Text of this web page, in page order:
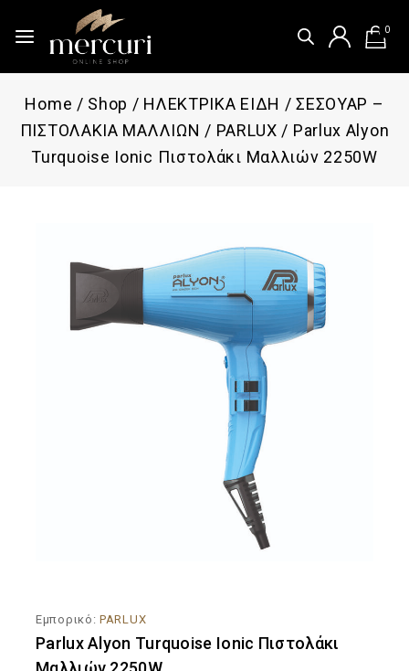
0
Home / Shop / ΗΛΕΚΤΡΙΚΑ ΕΙΔΗ / ΣΕΣΟΥΑΡ –
ΠΙΣΤΟΛΑΚΙΑ ΜΑΛΛΙΩΝ / PARLUX / Parlux Alyon
Turquoise Ionic Πιστολάκι Μαλλιών 2250W
Εμπορικό: PARLUX
Parlux Alyon Turquoise Ionic Πιστολάκι